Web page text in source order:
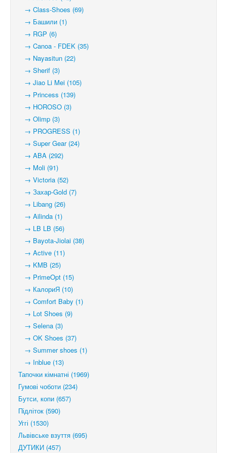
→ Class-Shoes (69)
→ Башили (1)
→ RGP (6)
→ Canoa - FDEK (35)
→ Nayasitun (22)
→ Sherif (3)
→ Jiao Li Mei (105)
→ Princess (139)
→ HOROSO (3)
→ Olimp (3)
→ PROGRESS (1)
→ Super Gear (24)
→ ABA (292)
→ Moli (91)
→ Victoria (52)
→ Захар-Gold (7)
→ Libang (26)
→ Ailinda (1)
→ LB LB (56)
→ Bayota-Jiolai (38)
→ Active (11)
→ KMB (25)
→ PrimeOpt (15)
→ КалориЯ (10)
→ Comfort Baby (1)
→ Lot Shoes (9)
→ Selena (3)
→ OK Shoes (37)
→ Summer shoes (1)
→ Inblue (13)
Тапочки кімнатні (1969)
Гумові чоботи (234)
Бутси, копи (657)
Підліток (590)
Уггі (1530)
Львівське взуття (695)
ДУТИКИ (457)